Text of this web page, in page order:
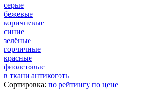
серые
бежевые
коричневые
синие
зелёные
горчичные
красные
фиолетовые
в ткани антикоготь
Сортировка: по рейтингу по цене